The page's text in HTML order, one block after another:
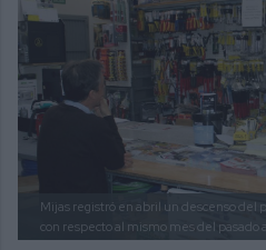
Mijas registró en abril un descenso del
con respecto al mismo mes del pasado